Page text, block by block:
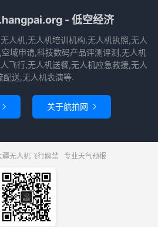
- 低空经济
人机,无人机培训机构,无人机执照,无人
域申请,科技数码产品评测评测,无人机
飞行,无人机送餐,无人机应急救援,无人
配送,无人机表演等.
 关于航拍网 
无人机飞行解禁 专业天气预报